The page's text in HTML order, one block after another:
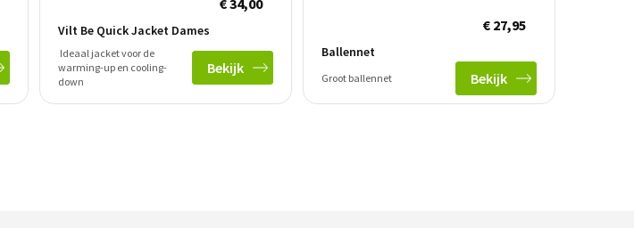
Vilt Be Quick Jacket Dames
Ideaal jacket voor de
warming-up en cooling-
down
Bekijk
€ 27,95
Ballennet
Groot ballennet Bekijk